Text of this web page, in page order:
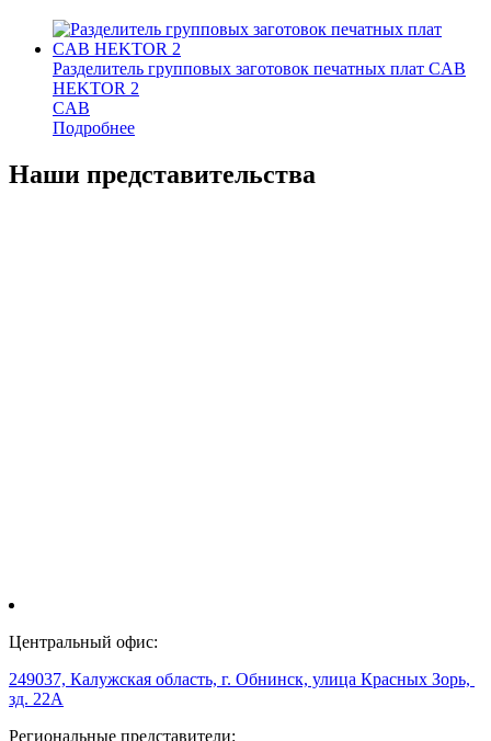
Разделитель групповых заготовок печатных плат CAB
HEKTOR 2
CAB
Подробнее
Наши представительства
Центральный офис:
249037, Калужская область, г. Обнинск, улица Красных Зорь,
зд. 22А
Региональные представители: